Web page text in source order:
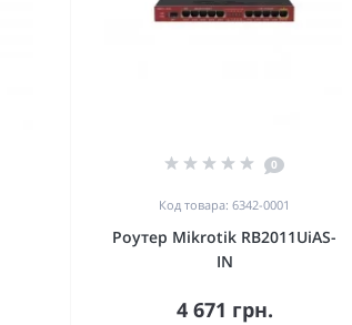
0
Код товара: 6342-0001
Роутер Mikrotik RB2011UiAS-
IN
4 671 грн.